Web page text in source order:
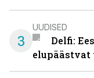
3
UUDISED
Delfi: